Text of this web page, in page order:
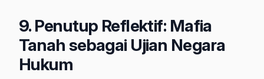
9. Penutup Reflektif: Mafia
Tanah sebagai Ujian Negara
Hukum